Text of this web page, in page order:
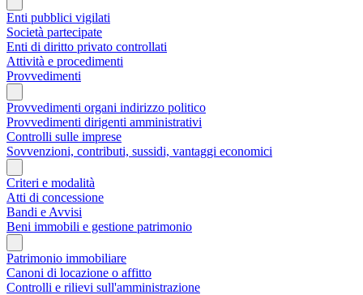
Enti pubblici vigilati
Società partecipate
Enti di diritto privato controllati
Attività e procedimenti
Provvedimenti
Provvedimenti organi indirizzo politico
Provvedimenti dirigenti amministrativi
Controlli sulle imprese
Sovvenzioni, contributi, sussidi, vantaggi economici
Criteri e modalità
Atti di concessione
Bandi e Avvisi
Beni immobili e gestione patrimonio
Patrimonio immobiliare
Canoni di locazione o affitto
Controlli e rilievi sull'amministrazione